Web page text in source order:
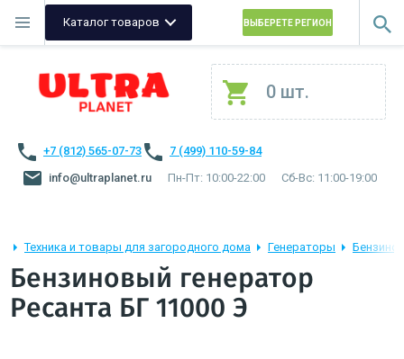
Каталог товаров ВЫБЕРЕТЕ РЕГИОН
0 шт.
+7 (812) 565-07-73
7 (499) 110-59-84
info@ultraplanet.ru
Пн-Пт: 10:00-22:00 Сб-Вс: 11:00-19:00
Техника и товары для загородного дома Генераторы
Бензиновый генератор
Ресанта БГ 11000 Э